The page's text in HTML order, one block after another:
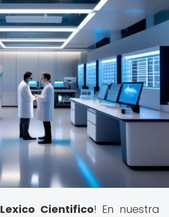
Lexico Cientifico! En nuestra